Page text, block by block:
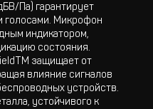
Па) гарантирует
голосами. Микрофон
индикатором,
состояния.
защищает от
влияние сигналов
устройств.
устойчивого к